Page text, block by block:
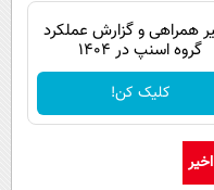
همراهی و گزارش عملکرد
گروه اسنپ در ۱۴۰۴
کلیک کن!